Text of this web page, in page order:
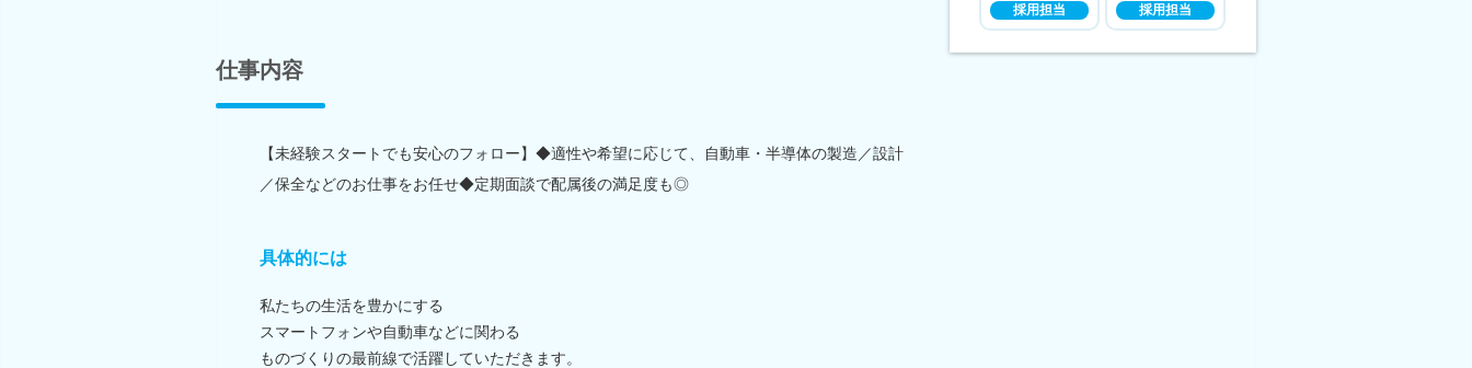
仕事内容
【未経験スタートでも安心のフォロー】◆適性や希望に応じて、自動車・半導体の製造／設計
／保全などのお仕事をお任せ◆定期面談で配属後の満足度も◎
具体的には
私たちの生活を豊かにする
スマートフォンや自動車などに関わる
ものづくりの最前線で活躍していただきます。
採用担当 採用担当